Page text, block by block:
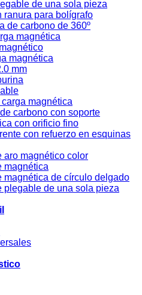
de una sola pieza
ranura para bolígrafo
de carbono de 360º
magnética
magnética
mm
magnética
carbono con soporte
con orificio fino
con refuerzo en esquinas
aro magnético color
magnética
magnética de círculo delgado
plegable de una sola pieza